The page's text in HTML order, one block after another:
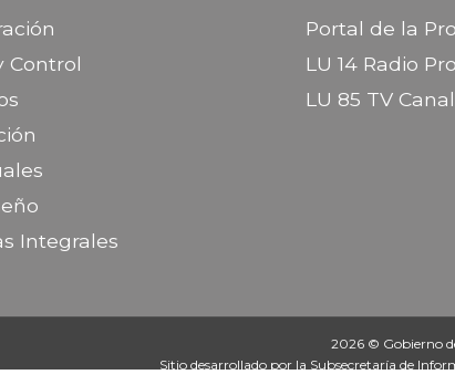
Control
Integrales
Portal de la
LU 14 Radio
LU 85 TV
2026 © Gobierno
Sitio desarrollado por la Subsecretaría de